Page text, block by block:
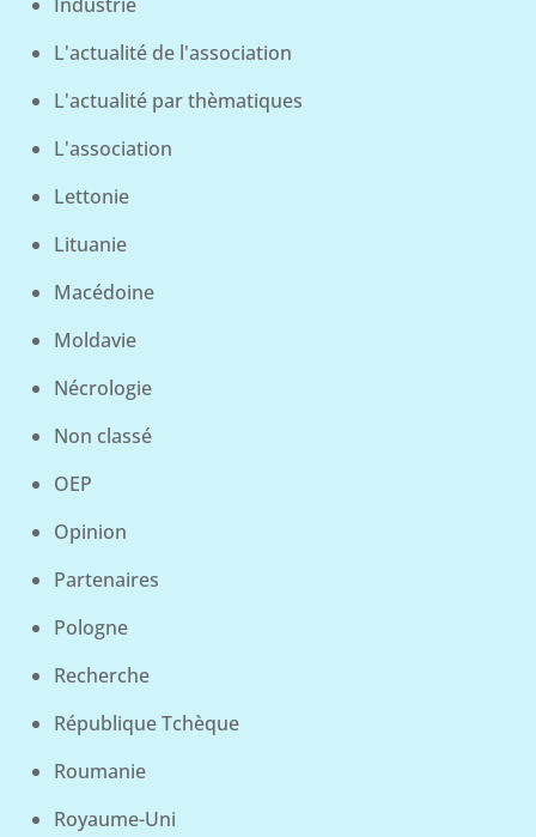
L'actualité de l'association
L'actualité par thèmatiques
L'association
Lettonie
Lituanie
Macédoine
Moldavie
Nécrologie
Non classé
OEP
Opinion
Partenaires
Pologne
Recherche
République Tchèque
Roumanie
Royaume-Uni